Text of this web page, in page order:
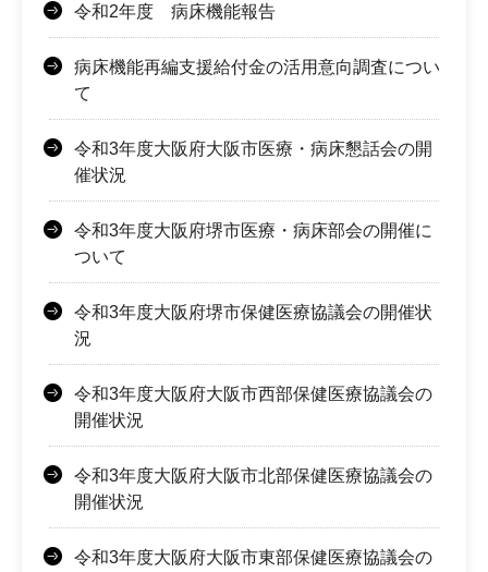
令和2年度 病床機能報告
病床機能再編支援給付金の活用意向調査につい
て
令和3年度大阪府大阪市医療・病床懇話会の開
催状況
令和3年度大阪府堺市医療・病床部会の開催に
ついて
令和3年度大阪府堺市保健医療協議会の開催状
況
令和3年度大阪府大阪市西部保健医療協議会の
開催状況
令和3年度大阪府大阪市北部保健医療協議会の
開催状況
令和3年度大阪府大阪市東部保健医療協議会の